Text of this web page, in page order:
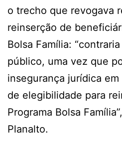
o trecho que revogava
reinserção de
Bolsa Família:
público, uma vez que
insegurança jurídica
de elegibilidade para
Programa Bolsa
Planalto.